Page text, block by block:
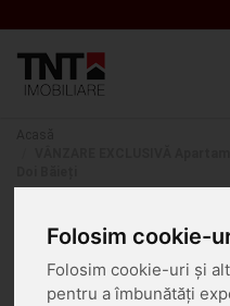
Folosim cookie-
Folosim cookie-uri și
pentru a îmbunătăți
2 Baieti
TATARASI